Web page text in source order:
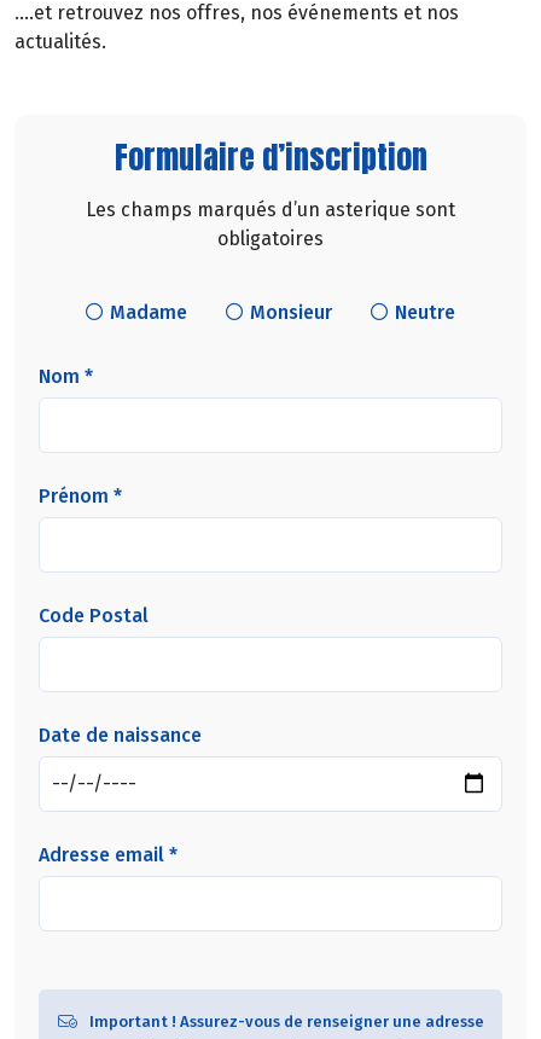
....et retrouvez nos offres, nos événements et nos
actualités.
Formulaire d’inscription
Les champs marqués d’un asterique sont
obligatoires
Madame Monsieur Neutre
Nom *
Prénom *
Code Postal
Date de naissance
Adresse email *
Important ! Assurez-vous de renseigner une adresse